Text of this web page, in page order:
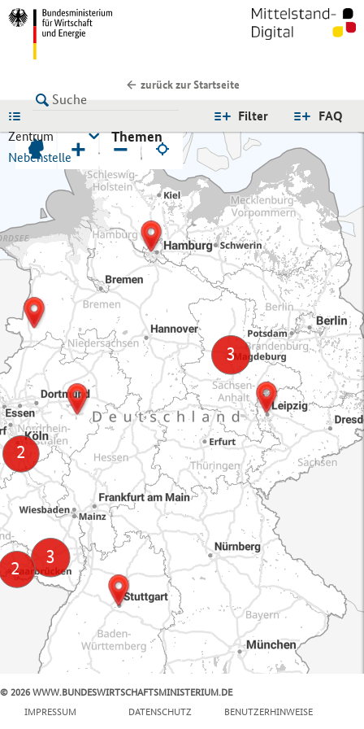
zurück zur Startseite
FAQ
Filter
Zentrum
Nebenstelle
Themen
+ −
© 2026 WWW.BUNDESWIRTSCHAFTSMINISTERIUM.DE
IMPRESSUM
DATENSCHUTZ BENUTZERHINWEISE